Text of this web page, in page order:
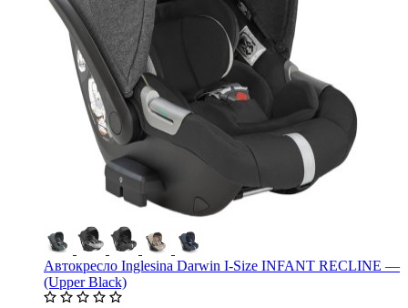
Автокресло Inglesina Darwin I-Size INFANT RECLINE —
(Upper Black)